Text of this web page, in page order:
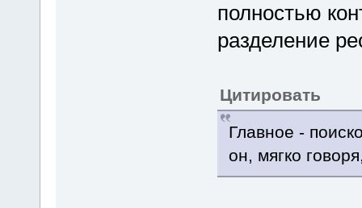
полностью
разделение
Цитировать
Главное -
он, мягко